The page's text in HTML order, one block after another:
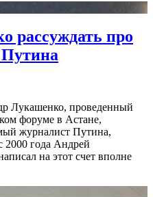
рассуждать про
Лукашенко, проведенный
форуме в Астане,
журналист Путина,
2000 года Андрей
на этот счет вполне